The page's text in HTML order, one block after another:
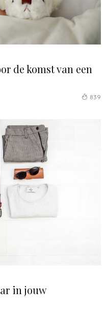
de komst van een
839
in jouw